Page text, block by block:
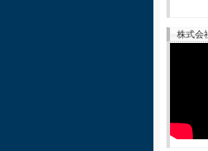
株式会